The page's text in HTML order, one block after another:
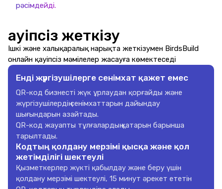
рәсімдейді.
Қауіпсіз жеткізу
Ішкі және халықаралық нарықта жеткізумен BirdsBuild
онлайн қауіпсіз мәмілелер жасауға көмектеседі
Енді жүргізушілерге сенімхат қажет емес
QR-код бизнесті жүк ұрлаудан қорғайды және
жүргізушілердің сенімхаттарын дайындау
шығындарын азайтады.
QR-код жауапты тұлғалардың қатарын барынша
тарылтады.
Кодтың қолдану мерзімі қысқа және қол
жетімділігі шектеулі
Қызметкерлер жүкті қабылдау және беру үшін
қолдану мерзімі шектеулі, 15 минут әрекет ететін